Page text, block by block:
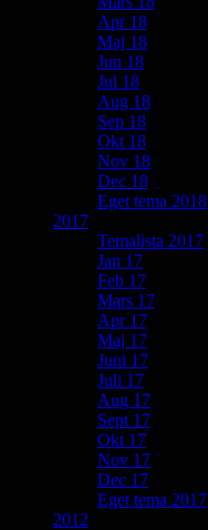
Apr 18
Maj 18
Jun 18
Jul 18
Aug 18
Sep 18
Okt 18
Nov 18
Dec 18
Eget tema 2018
2017
Temalista 2017
Jan 17
Feb 17
Mars 17
Apr 17
Maj 17
Juni 17
Juli 17
Aug 17
Sept 17
Okt 17
Nov 17
Dec 17
Eget tema 2017
2012